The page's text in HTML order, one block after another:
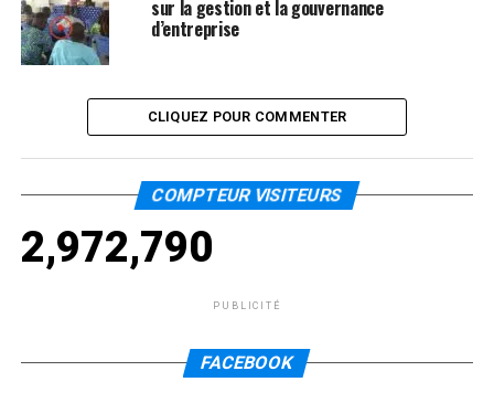
sur la gestion et la gouvernance
d’entreprise
CLIQUEZ POUR COMMENTER
COMPTEUR VISITEURS
2,972,790
PUBLICITÉ
FACEBOOK